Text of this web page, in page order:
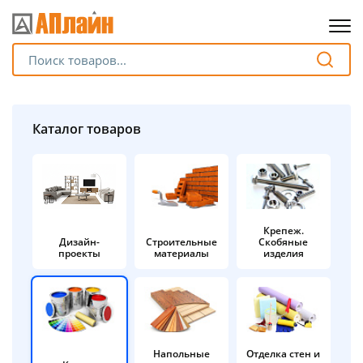
Каталог товаров
Дизайн-
проекты
Строительные
материалы
Крепеж.
Скобяные
изделия
Напольные
Отделка стен и
Разбейте
без переплат
График платежей
Сегодня
%